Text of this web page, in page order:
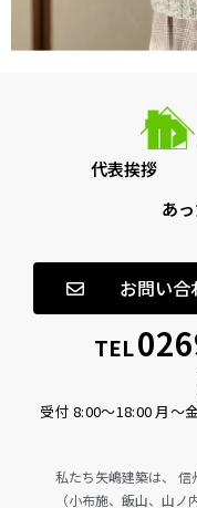
代表挨拶
あ
お問い合
TEL
受付 8:00〜18:00 月〜
私たち矢嶋建築は、
（小布施、飯山、山